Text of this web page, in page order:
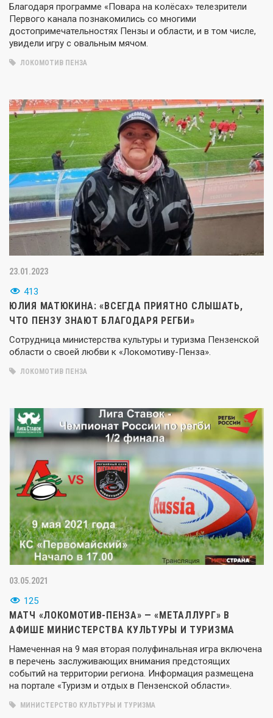
Благодаря программе «Повара на колёсах» телезрители
Первого канала познакомились со многими
достопримечательностях Пензы и области, и в том числе,
увидели игру с овальным мячом.
ЛОКОМОТИВ ПЕНЗА
23.01.2023
413
ЮЛИЯ МАТЮКИНА: «ВСЕГДА ПРИЯТНО СЛЫШАТЬ,
ЧТО ПЕНЗУ ЗНАЮТ БЛАГОДАРЯ РЕГБИ»
Сотрудница министерства культуры и туризма Пензенской
области о своей любви к «Локомотиву-Пенза».
ЛОКОМОТИВ ПЕНЗА
03.05.2021
125
МАТЧ «ЛОКОМОТИВ-ПЕНЗА» — «МЕТАЛЛУРГ» В
АФИШЕ МИНИСТЕРСТВА КУЛЬТУРЫ И ТУРИЗМА
Намеченная на 9 мая вторая полуфинальная игра включена
в перечень заслуживающих внимания предстоящих
событий на территории региона. Информация размещена
на портале «Туризм и отдых в Пензенской области».
МИНИСТЕРСТВО КУЛЬТУРЫ И ТУРИЗМА